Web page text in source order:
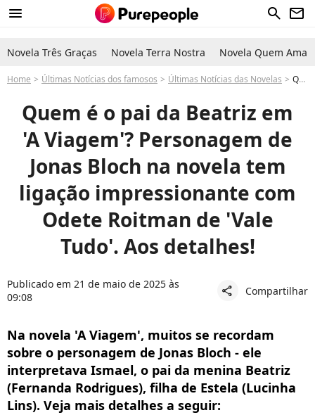
menu search newsletter
Novela Três Graças Novela Terra Nostra Novela Quem Ama
Home Últimas Notícias dos famosos Últimas Notícias das Novelas Quem é o pai da Beatriz em A Viagem? Na novela da Globo, ligação inusitada liga papel de Jonas Bloch com Odete Roitman de Vale Tudo. Saiba!
Quem é o pai da Beatriz em
'A Viagem'? Personagem de
Jonas Bloch na novela tem
ligação impressionante com
Odete Roitman de 'Vale
Tudo'. Aos detalhes!
Publicado em 21 de maio de 2025 às
09:08
share Compartilhar
Na novela 'A Viagem', muitos se recordam
sobre o personagem de Jonas Bloch - ele
interpretava Ismael, o pai da menina Beatriz
(Fernanda Rodrigues), filha de Estela (Lucinha
Lins). Veja mais detalhes a seguir: